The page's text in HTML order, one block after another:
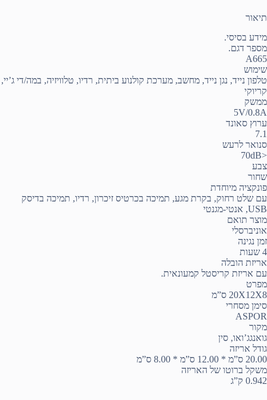
תיאור
מידע בסיסי.
מספר דגם.
A665
שימוש
טלפון נייד, נגן נייד, מחשב, מערכת קולנוע ביתית, רדיו, טלוויזיה, במה/די ג’יי,
קריוקי
ממשק
5V/0.8A
ערוץ סאונד
7.1
סנואר לרעש
<70dB
צבע
שחור
פונקציה מיוחדת
עם שלט רחוק, בקרת מגע, תמיכה בכרטיס זיכרון, רדיו, תמיכה בדיסק
USB, אנטי-מגנטי
מוצר תואם
אוניברסלי
זמן נגינה
4 שעות
אריזת הובלה
עם אריזת קריסטל קמעונאית.
מפרט
20X12X8 ס”מ
סימן מסחרי
ASPOR
מקור
גואנגג’ואו, סין
גודל אריזה
20.00 ס”מ * 12.00 ס”מ * 8.00 ס”מ
משקל ברוטו של האריזה
0.942 ק”ג